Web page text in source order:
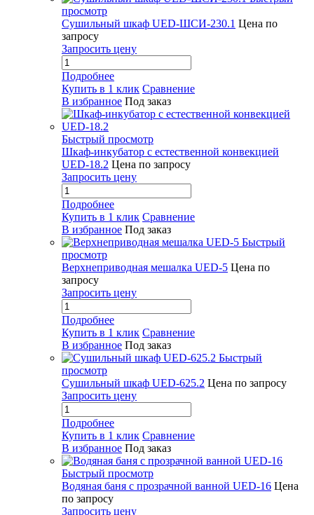
просмотр
Сушильный шкаф UED-ШСИ-230.1 Цена по
запросу
Запросить цену
Подробнее
Купить в 1 клик Сравнение
В избранное Под заказ
Быстрый просмотр
Шкаф-инкубатор с естественной конвекцией
UED-18.2 Цена по запросу
Запросить цену
Подробнее
Купить в 1 клик Сравнение
В избранное Под заказ
Быстрый
просмотр
Верхнеприводная мешалка UED-5 Цена по
запросу
Запросить цену
Подробнее
Купить в 1 клик Сравнение
В избранное Под заказ
Быстрый
просмотр
Сушильный шкаф UED-625.2 Цена по запросу
Запросить цену
Подробнее
Купить в 1 клик Сравнение
В избранное Под заказ
Быстрый просмотр
Водяная баня с прозрачной ванной UED-16 Цена
по запросу
Запросить цену